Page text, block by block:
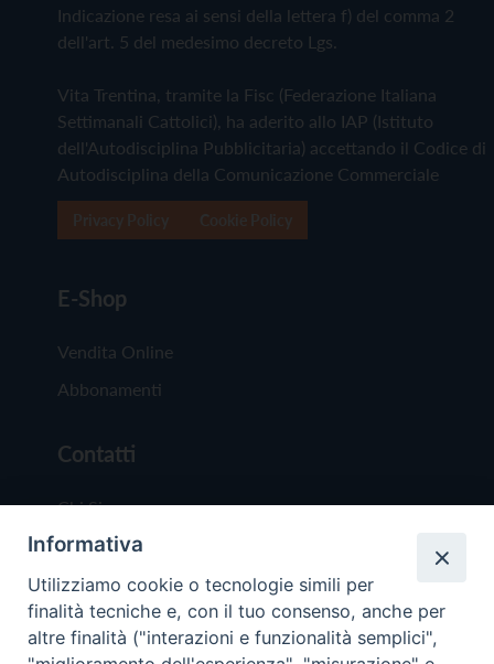
Indicazione resa ai sensi della lettera f) del comma 2
dell'art. 5 del medesimo decreto Lgs.
Vita Trentina, tramite la Fisc (Federazione Italiana
Settimanali Cattolici), ha aderito allo IAP (Istituto
dell'Autodisciplina Pubblicitaria) accettando il Codice di
Autodisciplina della Comunicazione Commerciale
E-Shop
Vendita Online
Abbonamenti
Contatti
Chi Siamo
Redazione
Scrivici
Informativa
Utilizziamo cookie o tecnologie simili per
finalità tecniche e, con il tuo consenso, anche per
altre finalità ("interazioni e funzionalità semplici",